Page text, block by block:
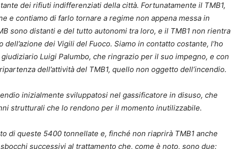
dei rifiuti indifferenziati della città. Fortunatamente il TMB1,
e contiamo di farlo tornare a regime non appena messa in
sono distanti e del tutto autonomi tra loro, e il TMB1 non rientra
dei Vigili del Fuoco. Siamo in contatto costante, l’ho
Luigi Palumbo, che ringrazio per il suo impegno, e con
dell’attività del TMB1, quello non oggetto dell’incendio.
inizialmente sviluppatosi nel gassificatore in disuso, che
strutturali che lo rendono per il momento inutilizzabile.
di queste 5400 tonnellate e, finché non riaprirà TMB1 anche
successivi al trattamento che, come è noto, sono due: